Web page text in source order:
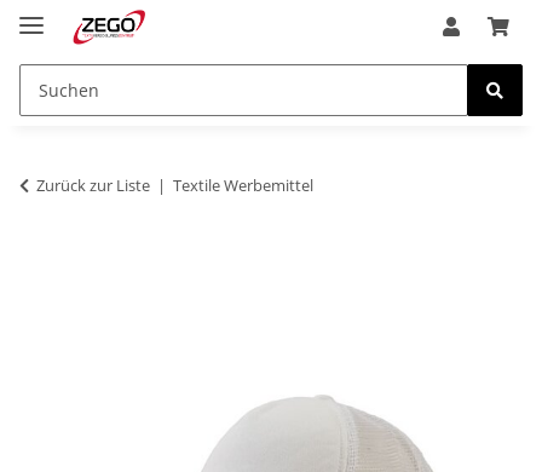
Zurück zur Liste Textile Werbemittel